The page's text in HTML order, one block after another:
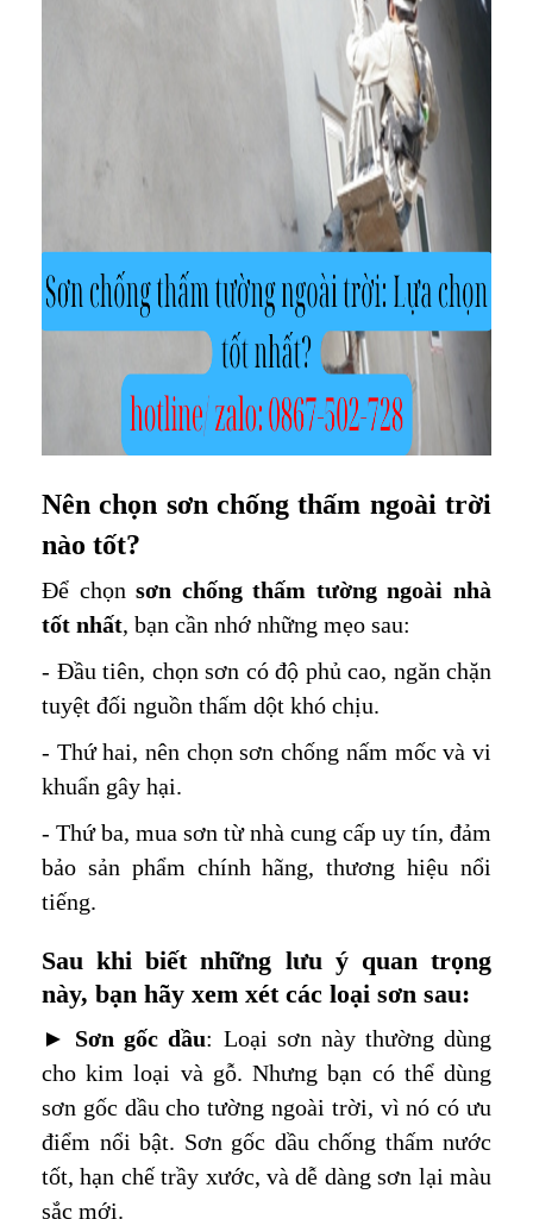
Nên chọn sơn chống thấm ngoài trời
nào tốt?
Để chọnsơn chống thấm tường ngoài nhà
tốt nhất, bạn cần nhớ những mẹo sau:
- Đầu tiên, chọn sơn có độ phủ cao, ngăn chặn
tuyệt đối nguồn thấm dột khó chịu.
- Thứ hai, nên chọn sơn chống nấm mốc và vi
khuẩn gây hại.
- Thứ ba, mua sơn từ nhà cung cấp uy tín, đảm
bảo sản phẩm chính hãng, thương hiệu nổi
tiếng.
Sau khi biết những lưu ý quan trọng
này, bạn hãy xem xét các loại sơn sau:
► Sơn gốc dầu: Loại sơn này thường dùng
cho kim loại và gỗ. Nhưng bạn có thể dùng
sơn gốc dầu cho tường ngoài trời, vì nó có ưu
điểm nổi bật. Sơn gốc dầu chống thấm nước
tốt, hạn chế trầy xước, và dễ dàng sơn lại màu
sắc mới.